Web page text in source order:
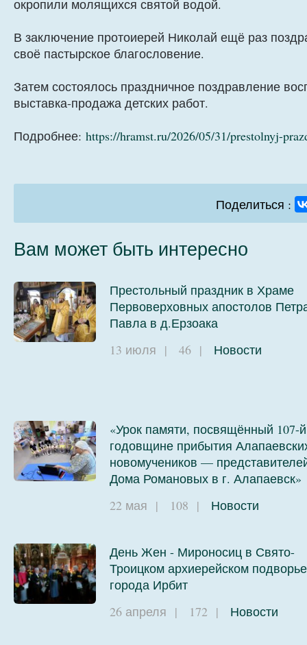
окропили молящихся святой водой.
В заключение протоиерей Николай ещё раз
своё пастырское благословение.
Затем состоялось праздничное поздравление
выставка-продажа детских работ.
Подробнее: https://hramst.ru/2026/05/31/prestolnyj-
Поделиться :
Вам может быть интересно
Престольный праздник в Храме
Первоверховных апостолов
Павла в д.Ерзоака
13 июля | 46 | Новости
«Урок памяти, посвящённый 107-й
годовщине прибытия
новомучеников —
Дома Романовых в г. Алапаевск»
22 мая | 108 | Новости
День Жен - Мироносиц в Свято-
Троицком архиерейском подворье
города Ирбит
26 апреля | 172 | Новости